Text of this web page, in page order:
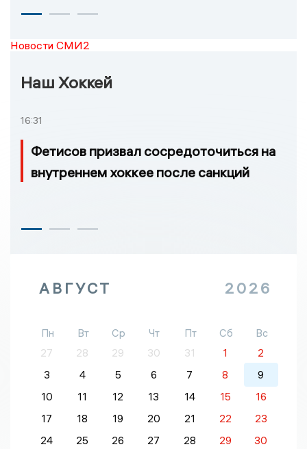
Новости СМИ2
Наш Хоккей
16:31
Фетисов призвал сосредоточиться на
внутреннем хоккее после санкций
АВГУСТ 2026
Пн Вт Ср Чт Пт Сб
Вс
27
28 29 30 31 1
2
3
4 5 6 7 8
9
10
11 12 13 14 15
16
17
18 19 20 21 22
23
24
25 26 27 28 29
30